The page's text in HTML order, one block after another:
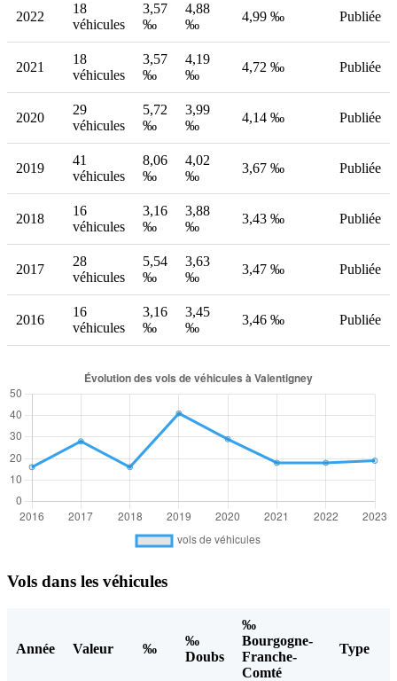
2022
18
véhicules
3,57
‰
4,88
‰
4,99 ‰ Publiée
2021
18
véhicules
3,57
‰
4,19
‰
4,72 ‰ Publiée
2020
29
véhicules
5,72
‰
3,99
‰
4,14 ‰ Publiée
2019
41
véhicules
8,06
‰
4,02
‰
3,67 ‰ Publiée
2018
16
véhicules
3,16
‰
3,88
‰
3,43 ‰ Publiée
2017
28
véhicules
5,54
‰
3,63
‰
3,47 ‰ Publiée
2016
16
véhicules
3,16
‰
3,45
‰
3,46 ‰ Publiée
Vols dans les véhicules
Année Valeur ‰
‰
Doubs
‰
Bourgogne-
Franche-
Comté
Type